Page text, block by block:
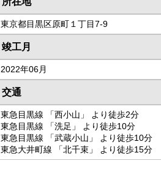
東京都目黒区原町１丁目7-9
竣工月
2022年06月
交通
東急目黒線 「西小山」 より徒歩2分
東急目黒線 「洗足」 より徒歩10分
東急目黒線 「武蔵小山」 より徒歩10分
東急大井町線 「北千束」 より徒歩15分